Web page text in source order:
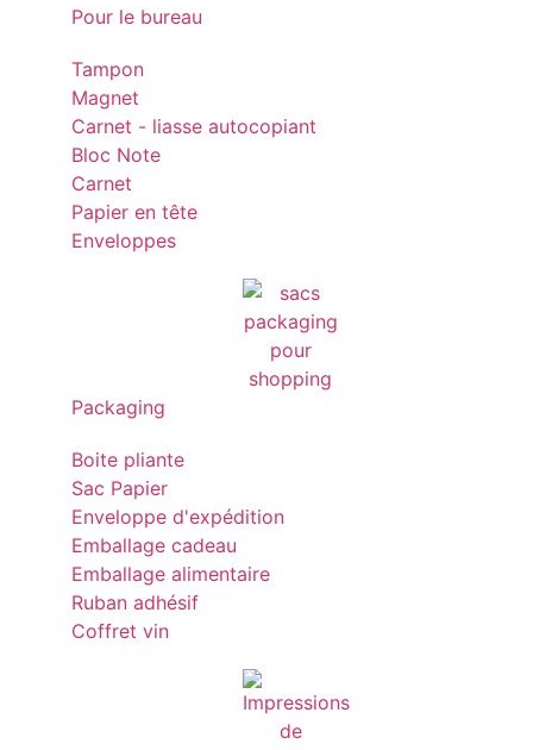
Pour le bureau
Tampon
Magnet
Carnet - liasse autocopiant
Bloc Note
Carnet
Papier en tête
Enveloppes
Packaging
Boite pliante
Sac Papier
Enveloppe d'expédition
Emballage cadeau
Emballage alimentaire
Ruban adhésif
Coffret vin